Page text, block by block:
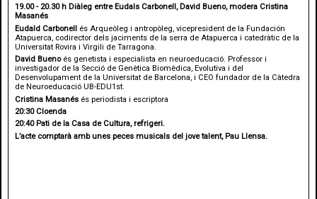
19.00 - 20.30 h Diàleg entre Eudals Carbonell, David Bueno, modera Cristina
Masanés
Eudald Carbonell és Arqueòleg i antropòleg, vicepresident de la Fundación
Atapuerca, codirector dels jaciments de la serra de Atapuerca i catedràtic de la
Universitat Rovira i Virgili de Tarragona.
David Buenoés genetista i especialista en neuroeducació. Professor i
investigador de la Secció de Genètica Biomèdica, Evolutiva i del
Desenvolupament de la Universitat de Barcelona, i CEO fundador de la Càtedra
de Neuroeducació UB-EDU1st.
Cristina Masanés és periodista i escriptora
20:30 Cloenda
20:40 Pati de la Casa de Cultura, refrigeri.
L’acte comptarà amb unes peces musicals del jove talent, Pau Llensa.